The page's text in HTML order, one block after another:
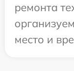
ремонта
место и